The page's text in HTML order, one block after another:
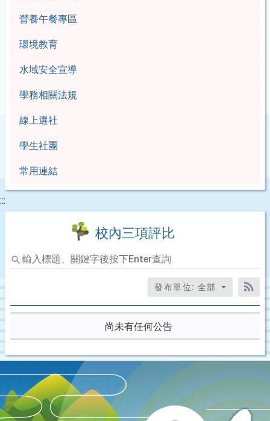
營養午餐專區
環境教育
水域安全宣導
學務相關法規
線上選社
學生社團
常用連結
:::
校內三項評比
輸
入
關
後
按
查
詢
發布單位: 全部
RSS
尚未有任何公告